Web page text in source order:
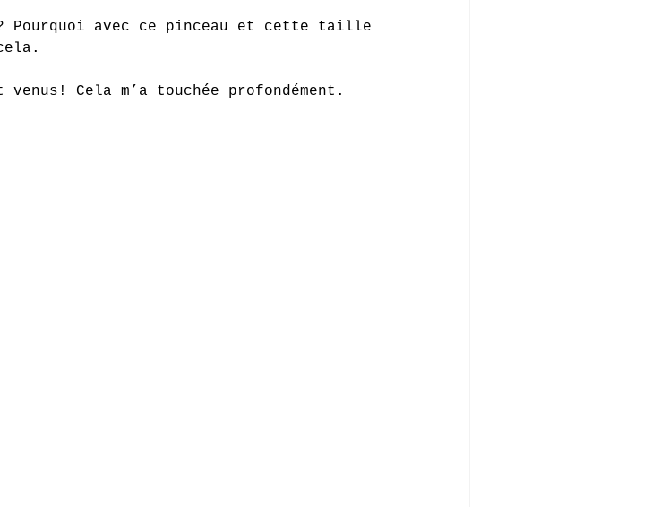
Pourquoi avec ce pinceau et cette taille
Cela m’a touchée profondément.